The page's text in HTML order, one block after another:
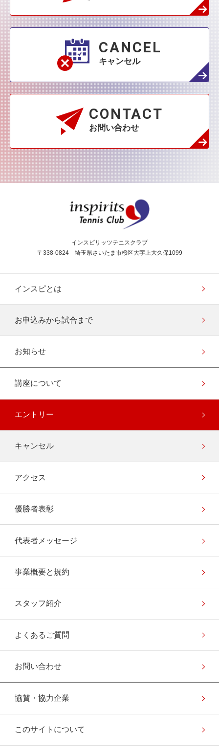
CANCEL
キャンセル
CONTACT
お問い合わせ
インスピリッツテニスクラブ
〒338-0824 埼玉県さいたま市桜区大字上大久保1099
インスピとは
お申込みから試合まで
お知らせ
講座について
エントリー
キャンセル
アクセス
優勝者表彰
代表者メッセージ
事業概要と規約
スタッフ紹介
よくあるご質問
お問い合わせ
協賛・協力企業
このサイトについて